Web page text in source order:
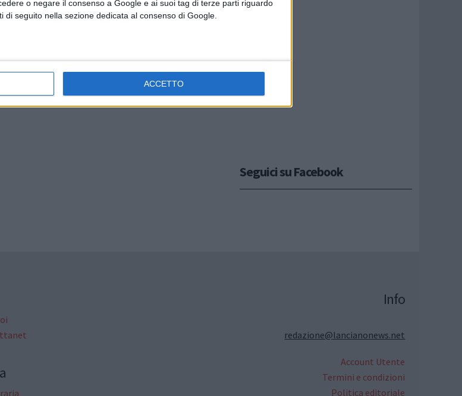
o negare il consenso a Google e ai suoi tag di terze parti riguardo
di seguito nella sezione dedicata al consenso di Google.
ACCETTO
Seguici su Facebook
Info
redazione@lancianonews.net
Account Utente
Termini e condizioni
Politica editoriale